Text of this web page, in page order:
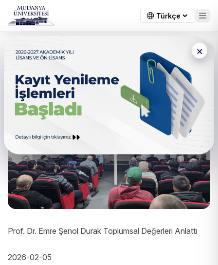
×
Prof. Dr. Emre Şenol Durak
Toplumsal Değerleri Anlattı
Prof. Dr. Emre Şenol Durak Toplumsal Değerleri Anlattı
2026-02-05